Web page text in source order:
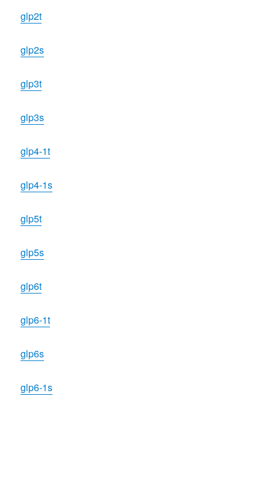
glp2t
glp2s
glp3t
glp3s
glp4-1t
glp4-1s
glp5t
glp5s
glp6t
glp6-1t
glp6s
glp6-1s